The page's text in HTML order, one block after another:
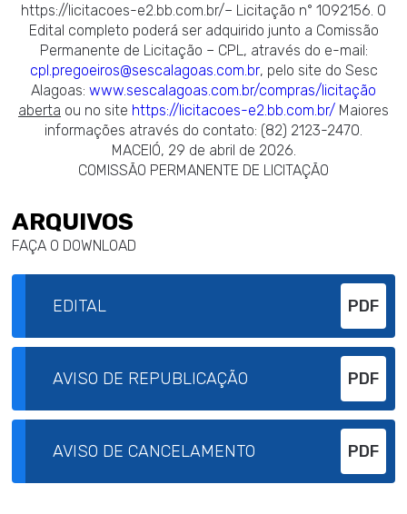
https://licitacoes-e2.bb.com.br/– Licitação n° 1092156. O
Edital completo poderá ser adquirido junto a Comissão
Permanente de Licitação – CPL, através do e-mail:
cpl.pregoeiros@sescalagoas.com.br, pelo site do Sesc
Alagoas: www.sescalagoas.com.br/compras/licitação
aberta ou no site https://licitacoes-e2.bb.com.br/ Maiores
informações através do contato: (82) 2123-2470.
MACEIÓ, 29 de abril de 2026.
COMISSÃO PERMANENTE DE LICITAÇÃO
ARQUIVOS
FAÇA O DOWNLOAD
EDITAL PDF
AVISO DE REPUBLICAÇÃO PDF
AVISO DE CANCELAMENTO PDF